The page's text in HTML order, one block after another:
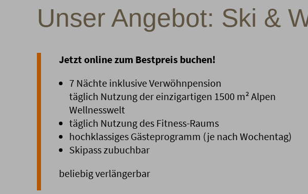
Unser Angebot: Ski &
Jetzt online zum Bestpreis buchen!
7 Nächte inklusive Verwöhnpension
täglich Nutzung der einzigartigen 1500 m² Alpen
Wellnesswelt
täglich Nutzung des Fitness-Raums
hochklassiges Gästeprogramm (je nach Wochentag)
Skipass zubuchbar
beliebig verlängerbar